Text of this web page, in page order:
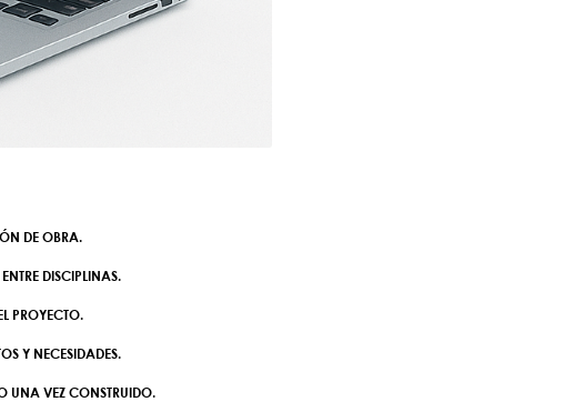
DE OBRA.
DISCIPLINAS.
PROYECTO.
Y NECESIDADES.
UNA VEZ CONSTRUIDO.